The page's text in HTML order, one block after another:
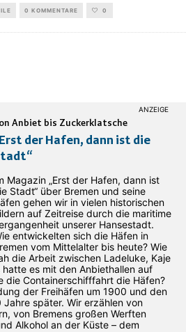
0 KOMMENTARE 0
Anbiet bis Zuckerklatsche
der Hafen, dann ist die
Magazin „Erst der Hafen, dann ist
Stadt“ über Bremen und seine
gehen wir in vielen historischen
auf Zeitreise durch die maritime
unserer Hansestadt.
entwickelten sich die Häfen in
vom Mittelalter bis heute? Wie
die Arbeit zwischen Ladeluke, Kaje
hatte es mit den Anbiethallen auf
die Containerschifffahrt die Häfen?
der Freihäfen um 1900 und den
später. Wir erzählen von
von Bremens großen Werften
Alkohol an der Küste – dem